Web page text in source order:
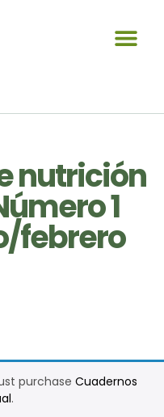
nutrición
1
febrero
purchase Cuadernos
.